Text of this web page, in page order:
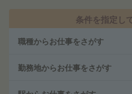
条件を指定し
職種からお仕事をさがす
勤務地からお仕事をさがす